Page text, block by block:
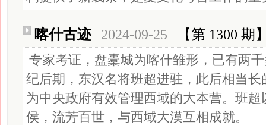
喀什古迹 2024-09-25 【第 1300 期
专家考证，盘橐城为喀什雏形，已有两
纪后期，东汉名将班超进驻，此后相当
为中央政府有效管理西域的大本营。班
侯，流芳百世，与西域大漠互相成就。